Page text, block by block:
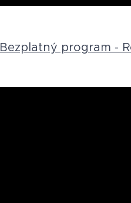
Bezplatný program -